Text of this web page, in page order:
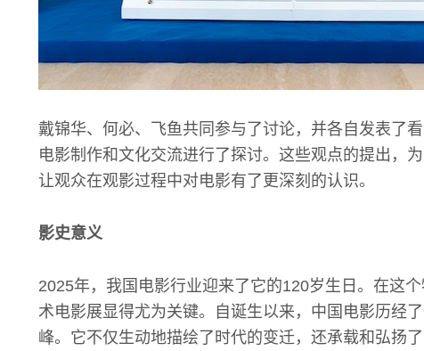
戴锦华、何必、飞鱼共同参与了讨论，并各自发表了
电影制作和文化交流进行了探讨。这些观点的提出，
让观众在观影过程中对电影有了更深刻的认识。
影史意义
2025年，我国电影行业迎来了它的120岁生日。在这
术电影展显得尤为关键。自诞生以来，中国电影历经
峰。它不仅生动地描绘了时代的变迁，还承载和弘扬